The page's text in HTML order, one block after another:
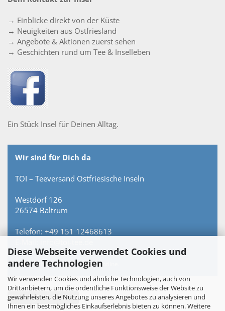
Diese Webseite verwendet Cookies und
andere Technologien
Wir verwenden Cookies und ähnliche Technologien, auch von
Drittanbietern, um die ordentliche Funktionsweise der Website zu
gewährleisten, die Nutzung unseres Angebotes zu analysieren und
Ihnen ein bestmögliches Einkaufserlebnis bieten zu können. Weitere
→ Einblicke direkt von der Küste
→ Neuigkeiten aus Ostfriesland
→ Angebote & Aktionen zuerst sehen
→ Geschichten rund um Tee & Inselleben
Ein Stück Insel für Deinen Alltag.
Wir sind für Dich da
TOI – Teeversand Ostfriesische Inseln
Westdorf 126
26574 Baltrum
Telefon: +49 151 12468613
Persönlich erreichbar – keine Hotline.
Vertrag widerrufen